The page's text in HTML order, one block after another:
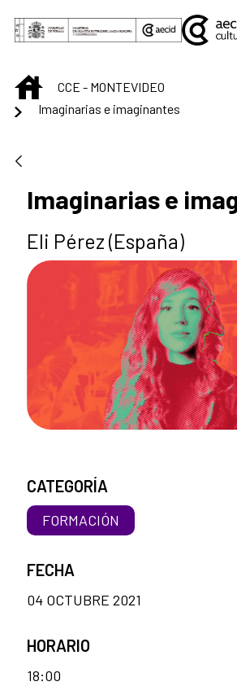
Saltar al contenido principal
INICIOCCE - MONTEVIDEO
Imaginarias e imaginantes
Imaginarias e
Eli Pérez (España)
CATEGORÍA
FORMACIÓN
FECHA
04 OCTUBRE 2021
HORARIO
18:00